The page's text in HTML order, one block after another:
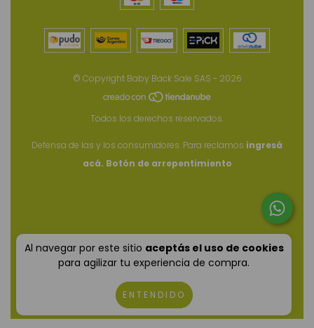
Al navegar por este sitio aceptás el uso de cookies
para agilizar tu experiencia de compra.
ENTENDIDO
© Copyright Baby Back Sale SAS - 2026
Todos los derechos reservados.
Defensa de las y los consumidores. Para reclamos ingresá
acá. Botón de arrepentimiento